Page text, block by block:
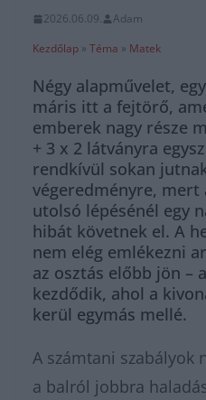
2026.06.09.
Adam
Kezdőlap » Téma » Matek
Négy alapművelet,
máris itt a fejtörő,
emberek nagy része
+ 3 x 2 látványra
rendkívül sokan
végeredményre,
utolsó lépésénél egy
hibát követnek el. A
nem elég emlékezni
az osztás előbb jön –
kezdődik, ahol a
kerül egymás mellé.
A számtani szabályok
a balról jobbra